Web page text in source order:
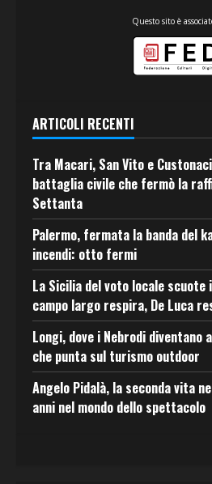
Questo sito è
ARTICOLI RECENTI
Tra Macari, San Vito e
battaglia civile che fermò la
Settanta
Palermo, fermata la banda del
incendi: otto fermi
La Sicilia del voto locale
campo largo respira, De Luca
Longi, dove i Nebrodi diventano
che punta sul turismo outdoor
Angelo Pidalà, la seconda vita
anni nel mondo dello spettacolo